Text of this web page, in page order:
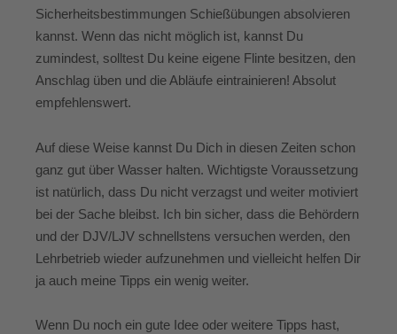
Sicherheitsbestimmungen Schießübungen absolvieren
kannst. Wenn das nicht möglich ist, kannst Du
zumindest, solltest Du keine eigene Flinte besitzen, den
Anschlag üben und die Abläufe eintrainieren! Absolut
empfehlenswert.
Auf diese Weise kannst Du Dich in diesen Zeiten schon
ganz gut über Wasser halten. Wichtigste Voraussetzung
ist natürlich, dass Du nicht verzagst und weiter motiviert
bei der Sache bleibst. Ich bin sicher, dass die Behördern
und der DJV/LJV schnellstens versuchen werden, den
Lehrbetrieb wieder aufzunehmen und vielleicht helfen Dir
ja auch meine Tipps ein wenig weiter.
Wenn Du noch ein gute Idee oder weitere Tipps hast,